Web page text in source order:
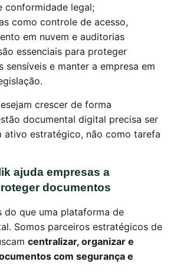
conformidade legal;
como controle de acesso,
em nuvem e auditorias
essenciais para proteger
sensíveis e manter a empresa em
crescer de forma
documental digital precisa ser
ativo estratégico, não como tarefa
ajuda empresas a
documentos
do que uma plataforma de
Somos parceiros estratégicos de
centralizar, organizar e
com segurança e